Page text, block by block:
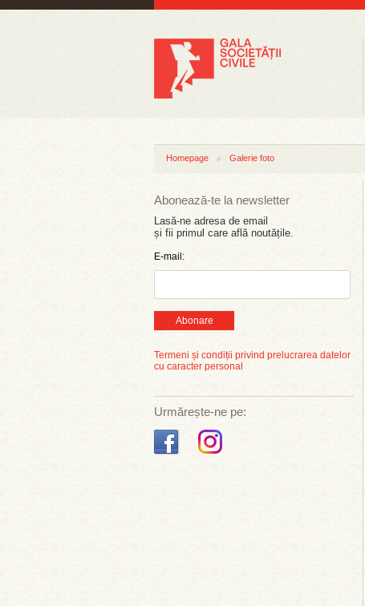
Homepage Galerie foto
Abonează-te la newsletter
Lasă-ne adresa de email
și fii primul care află noutățile.
E-mail:
Abonare
Termeni și condiții privind prelucrarea datelor
cu caracter personal
Urmărește-ne pe: